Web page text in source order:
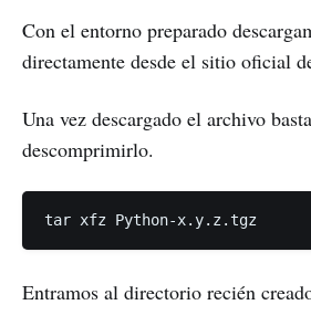
Con el entorno preparado
directamente desde el sitio oficial
Una vez descargado el archivo
descomprimirlo.
Entramos al directorio recién